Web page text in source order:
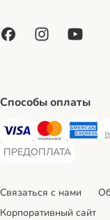
Способы оплаты
Visa Payment Method
MastercardAmerican
ПРЕДОПЛАТА
ПРЕДОПЛАТА Payment
Связаться с нами
Корпоративный сайт